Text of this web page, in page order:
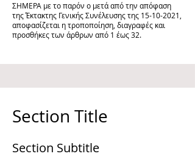
ΣΗΜΕΡΑ με το παρόν ο μετά από την απόφαση
της Έκτακτης Γενικής Συνέλευσης της 15-10-2021
αποφασίζεται η τροποποίηση, διαγραφές και
προσθήκες των άρθρων από 1 έως 32.
Section Title
Section Subtitle